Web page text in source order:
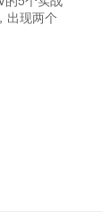
出现两个